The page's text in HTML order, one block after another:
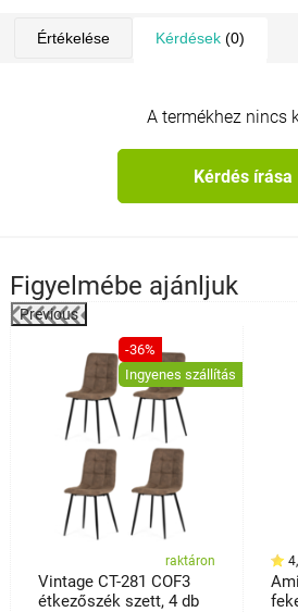
Értékelése Kérdések(0)
A termékhez nincs
Kérdés írása
Figyelmébe ajánljuk
Previous
-36%
Ingyenes szállítás
raktáron
Vintage CT-281 COF3
étkezőszék szett, 4 db